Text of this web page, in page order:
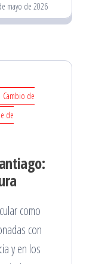
mayo de 2026
Cambio de
de
como
con
y en los